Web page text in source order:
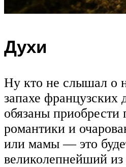
Духи
Ну кто не слышал о
запахе французских
обязаны
романтики и
или мамы — это
великолепнейший из